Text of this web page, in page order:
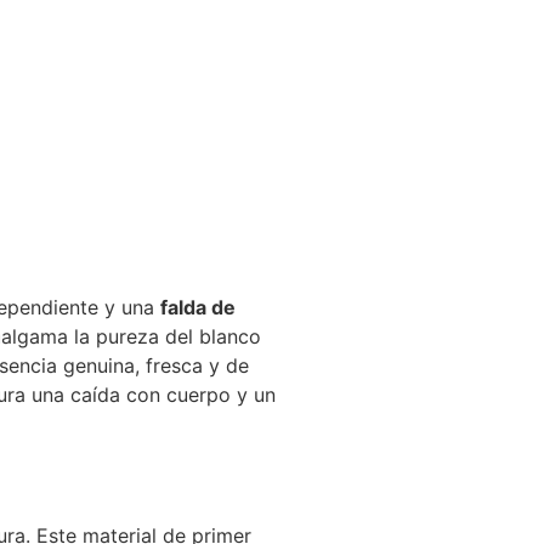
y una falda de
la pureza del blanco
genuina, fresca y de
una caída con cuerpo y un
Este material de primer